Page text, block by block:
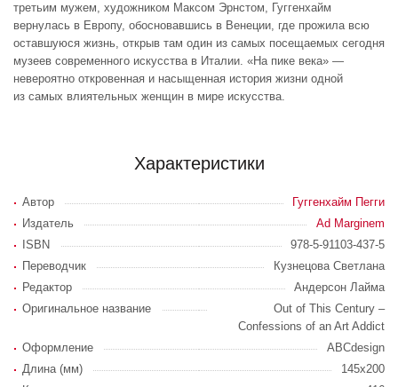
третьим мужем, художником Максом Эрнстом, Гуггенхайм
вернулась в Европу, обосновавшись в Венеции, где прожила всю
оставшуюся жизнь, открыв там один из самых посещаемых сегодня
музеев современного искусства в Италии. «На пике века» —
невероятно откровенная и насыщенная история жизни одной
из самых влиятельных женщин в мире искусства.
Характеристики
Автор
Гуггенхайм Пегги
Издатель
Ad Marginem
ISBN
978-5-91103-437-5
Переводчик
Кузнецова Светлана
Редактор
Андерсон Лайма
Оригинальное название
Out of This Century –
Confessions of an Art Addict
Оформление
ABCdesign
Длина (мм)
145х200